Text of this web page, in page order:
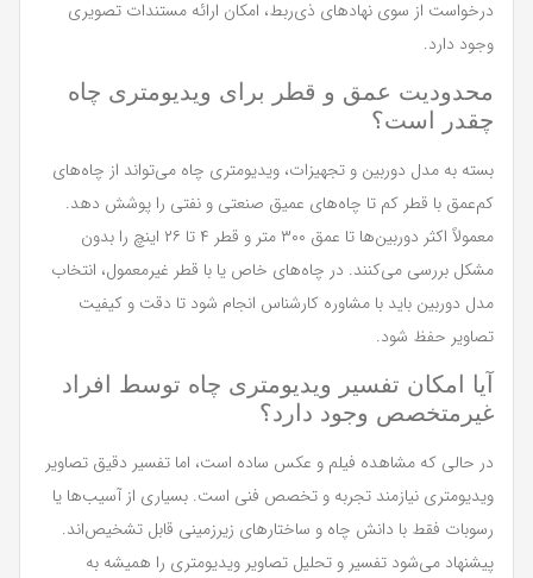
درخواست از سوی نهادهای ذی‌ربط، امکان ارائه مستندات تصویری
وجود دارد.
محدودیت عمق و قطر برای ویدیومتری چاه
چقدر است؟
بسته به مدل دوربین و تجهیزات، ویدیومتری چاه می‌تواند از چاه‌های
کم‌عمق با قطر کم تا چاه‌های عمیق صنعتی و نفتی را پوشش دهد.
معمولاً اکثر دوربین‌ها تا عمق ۳۰۰ متر و قطر ۴ تا ۲۶ اینچ را بدون
مشکل بررسی می‌کنند. در چاه‌های خاص یا با قطر غیرمعمول، انتخاب
مدل دوربین باید با مشاوره کارشناس انجام شود تا دقت و کیفیت
تصاویر حفظ شود.
آیا امکان تفسیر ویدیومتری چاه توسط افراد
غیرمتخصص وجود دارد؟
در حالی که مشاهده فیلم و عکس ساده است، اما تفسیر دقیق تصاویر
ویدیومتری نیازمند تجربه و تخصص فنی است. بسیاری از آسیب‌ها یا
رسوبات فقط با دانش چاه و ساختارهای زیرزمینی قابل تشخیص‌اند.
پیشنهاد می‌شود تفسیر و تحلیل تصاویر ویدیومتری را همیشه به